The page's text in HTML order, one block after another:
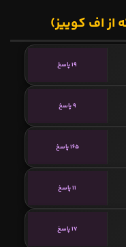
از اف کوییز)
19 پاسخ
9 پاسخ
165 پاسخ
11 پاسخ
17 پاسخ